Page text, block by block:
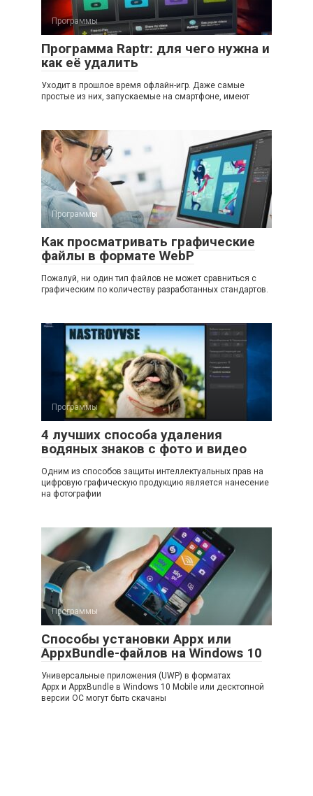
Программы
Программа Raptr: для чего нужна и
как её удалить
Уходит в прошлое время офлайн-игр. Даже самые
простые из них, запускаемые на смартфоне, имеют
Программы
Как просматривать графические
файлы в формате WebP
Пожалуй, ни один тип файлов не может сравниться с
графическим по количеству разработанных стандартов.
Программы
4 лучших способа удаления
водяных знаков с фото и видео
Одним из способов защиты интеллектуальных прав на
цифровую графическую продукцию является нанесение
на фотографии
Программы
Способы установки Appx или
AppxBundle-файлов на Windows 10
Универсальные приложения (UWP) в форматах
Appx и AppxBundle в Windows 10 Mobile или десктопной
версии ОС могут быть скачаны